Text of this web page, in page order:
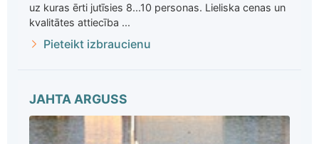
uz kuras ērti jutīsies 8...10 personas. Lieliska cenas un
kvalitātes attiecība ...
Pieteikt izbraucienu
JAHTA ARGUSS